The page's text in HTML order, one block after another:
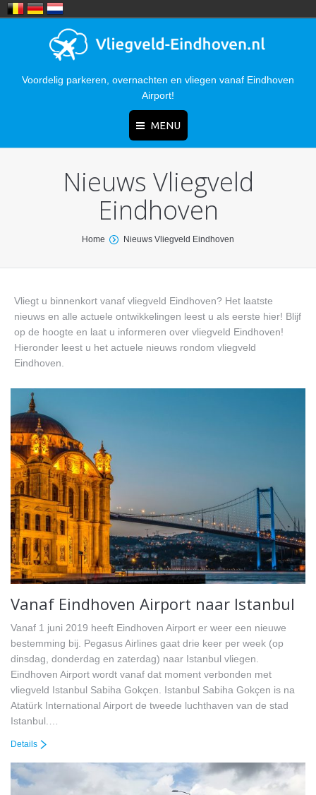
Voordelig parkeren, overnachten en vliegen vanaf Eindhoven
Airport!
MENU
Home
Nieuws
Contact
Nieuws Vliegveld
Eindhoven
Home Nieuws Vliegveld Eindhoven
Vliegt u binnenkort vanaf vliegveld Eindhoven? Het laatste
nieuws en alle actuele ontwikkelingen leest u als eerste hier! Blijf
op de hoogte en laat u informeren over vliegveld Eindhoven!
Hieronder leest u het actuele nieuws rondom vliegveld
Eindhoven.
Vanaf Eindhoven Airport naar Istanbul
Vanaf 1 juni 2019 heeft Eindhoven Airport er weer een nieuwe
bestemming bij. Pegasus Airlines gaat drie keer per week (op
dinsdag, donderdag en zaterdag) naar Istanbul vliegen.
Eindhoven Airport wordt vanaf dat moment verbonden met
vliegveld Istanbul Sabiha Gokçen. Istanbul Sabiha Gokçen is na
Atatürk International Airport de tweede luchthaven van de stad
Istanbul.…
Details